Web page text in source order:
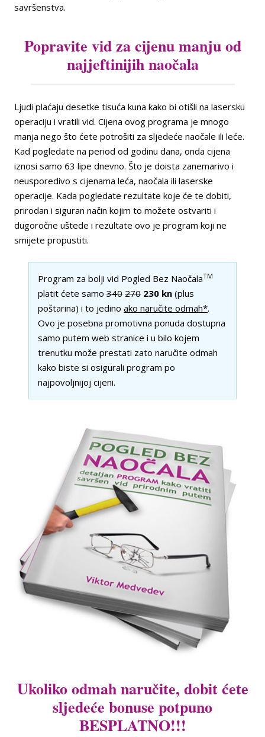
savršenstva.
Popravite vid za cijenu manju od
najjeftinijih naočala
Ljudi plaćaju desetke tisuća kuna kako bi otišli na lasersku
operaciju i vratili vid. Cijena ovog programa je mnogo
manja nego što ćete potrošiti za sljedeće naočale ili leće.
Kad pogledate na period od godinu dana, onda cijena
iznosi samo 63 lipe dnevno. Što je doista zanemarivo i
neusporedivo s cijenama leća, naočala ili laserske
operacije. Kada pogledate rezultate koje će te dobiti,
prirodan i siguran način kojim to možete ostvariti i
dugoročne uštede i rezultate ovo je program koji ne
smijete propustiti.
Program za bolji vid Pogled Bez NaočalaTM
platit ćete samo 340 270 230 kn (plus
poštarina) i to jedino ako naručite odmah*.
Ovo je posebna promotivna ponuda dostupna
samo putem web stranice i u bilo kojem
trenutku može prestati zato naručite odmah
kako biste si osigurali program po
najpovoljnijoj cijeni.
Ukoliko odmah naručite, dobit ćete
sljedeće bonuse potpuno
BESPLATNO!!!